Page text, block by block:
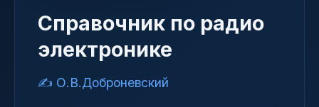
Справочник по радио
электронике
✍️ О.В.Доброневский